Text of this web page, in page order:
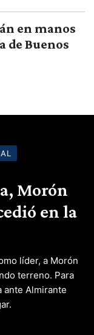
en manos
de Buenos
Morón
en la
líder, a Morón
terreno. Para
ante Almirante